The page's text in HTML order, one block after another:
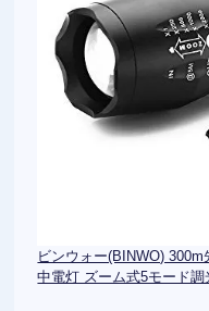
ビンウォー(BINWO)
中電灯 ズーム式5モード